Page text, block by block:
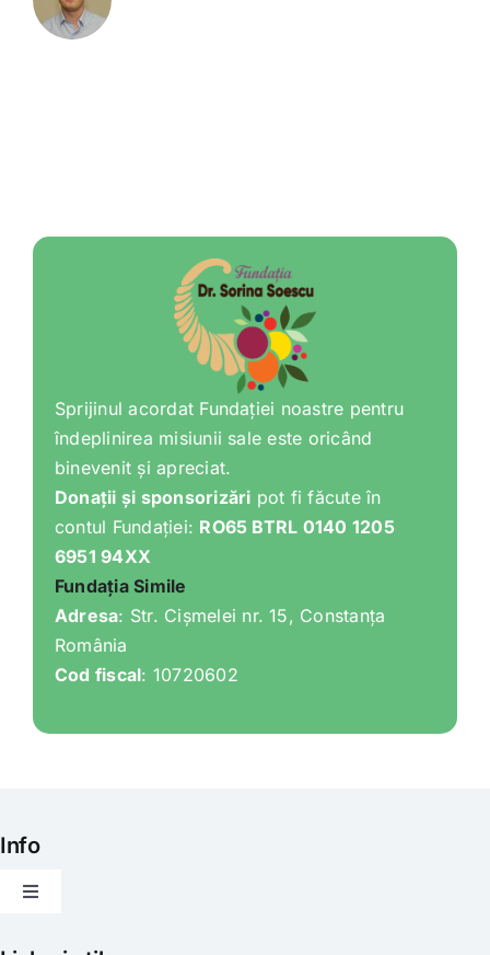
Sprijinul acordat Fundației noastre pentru
îndeplinirea misiunii sale este oricând
binevenit și apreciat.
Donații și sponsorizări pot fi făcute în
contul Fundației: RO65 BTRL 0140 1205
6951 94XX
Fundația Simile
Adresa: Str. Cișmelei nr. 15, Constanța
România
Cod fiscal: 10720602
Info
Toggle
Articole